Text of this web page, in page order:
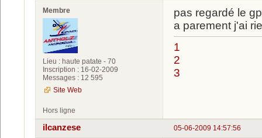
Membre
Lieu : haute patate - 70
Inscription : 16-02-2009
Messages : 12 595
Site Web
pas regardé le
a parement j'ai
1
2
3
Hors ligne
05-06-2009 14:57:56
ilcanzese